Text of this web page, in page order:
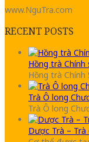
www.NguTra.com
RECENT POSTS
Hồng trà
Hồng trà
Trà Ô long
Trà Ô long
Dược Trà – Trà